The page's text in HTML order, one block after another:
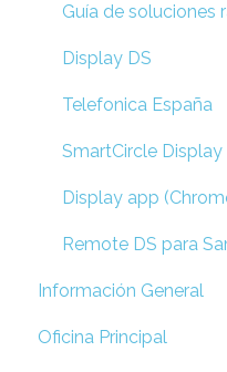
Guía de soluciones
Display DS
Telefonica España
SmartCircle
Display app
Remote DS para
Información General
Preguntas
Oficina Principal